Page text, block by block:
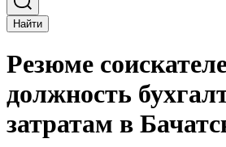
Найти
Резюме
должность
затратам в